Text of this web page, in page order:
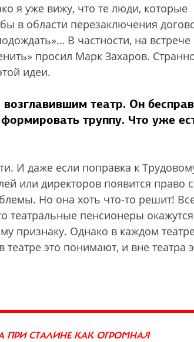
я уже вижу, что те люди, которые
в области перезаключения
В частности, на встрече
просил Марк Захаров.
идеи.
театр. Он
труппу. Что уже
И даже если поправка к
или директоров появится право с
Но она хоть что-то решит!
театральные пенсионеры
признаку. Однако в каждом
это понимают, и вне театра
ПРИ СТАЛИНЕ КАК ОГРОМНАЯ